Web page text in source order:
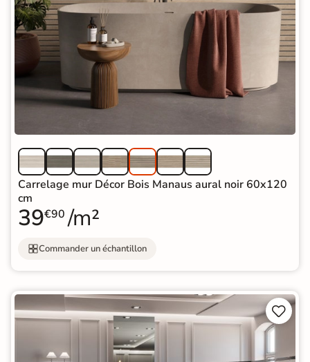
Carrelage mur Décor Bois Manaus aural noir 60x120
cm
39€90 /m²
Commander un échantillon

